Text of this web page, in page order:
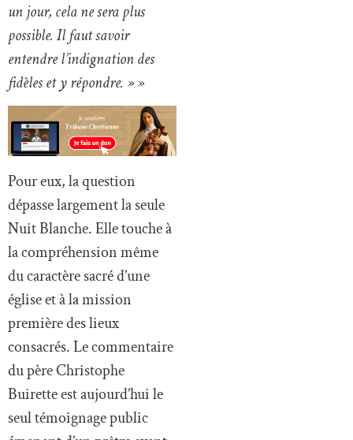
un jour, cela ne sera plus
possible. Il faut savoir
entendre l’indignation des
fidèles et y répondre. » »
Pour eux, la question
dépasse largement la seule
Nuit Blanche. Elle touche à
la compréhension même
du caractère sacré d’une
église et à la mission
première des lieux
consacrés. Le commentaire
du père Christophe
Buirette est aujourd’hui le
seul témoignage public